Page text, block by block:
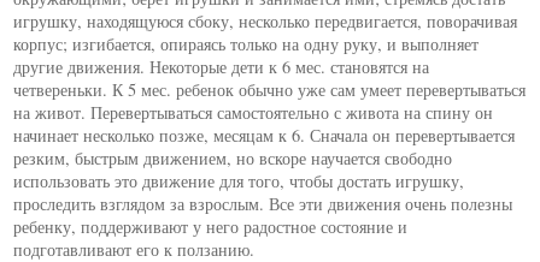
игрушку, находящуюся сбоку, несколько передвигается, поворачивая
корпус; изгибается, опираясь только на одну руку, и выполняет
другие движения. Некоторые дети к 6 мес. становятся на
четвереньки. К 5 мес. ребенок обычно уже сам умеет перевертываться
на живот. Перевертываться самостоятельно с живота на спину он
начинает несколько позже, месяцам к 6. Сначала он перевертывается
резким, быстрым движением, но вскоре научается свободно
использовать это движение для того, чтобы достать игрушку,
проследить взглядом за взрослым. Все эти движения очень полезны
ребенку, поддерживают у него радостное состояние и
подготавливают его к ползанию.